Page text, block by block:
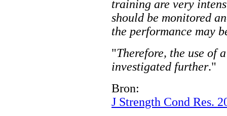
training are very
should be monitored
the performance may
"Therefore, the use of
investigated further."
Bron:
J Strength Cond Res.